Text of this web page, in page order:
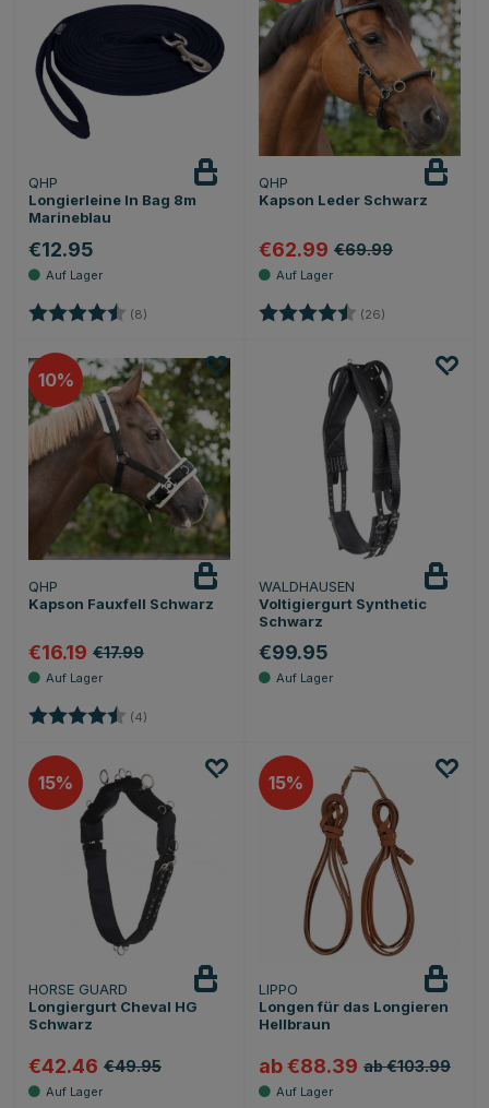
QHP
Longierleine In Bag 8m
Marineblau
€12.95
Bewertung: (8) 4.6 von 5 Sternen
QHP
Kapson Leder Schwarz
€62.99 €69.99
Bewertung: (26)
10
QHP
Kapson Fauxfell Schwarz
€16.19 €17.99
Bewertung: (4)
WALDHAUSEN
Voltigiergurt Synthetic
Schwarz
€99.95
15
HORSE GUARD
Longiergurt Cheval HG
Schwarz
€42.46 €49.95
15
LIPPO
Longen für das Longieren
Hellbraun
ab €88.39 ab €103.99